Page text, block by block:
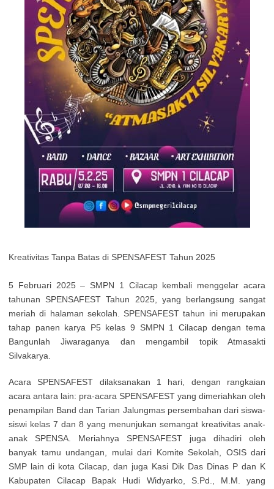
Kreativitas Tanpa Batas di SPENSAFEST Tahun 2025
5 Februari 2025 – SMPN 1 Cilacap kembali menggelar acara
tahunan SPENSAFEST Tahun 2025, yang berlangsung sangat
meriah di halaman sekolah. SPENSAFEST tahun ini merupakan
tahap panen karya P5 kelas 9 SMPN 1 Cilacap dengan tema
Bangunlah Jiwaraganya dan mengambil topik Atmasakti
Silvakarya.
Acara SPENSAFEST dilaksanakan 1 hari, dengan rangkaian
acara antara lain: pra-acara SPENSAFEST yang dimeriahkan oleh
penampilan Band dan Tarian Jalungmas persembahan dari siswa-
siswi kelas 7 dan 8 yang menunjukan semangat kreativitas anak-
anak SPENSA. Meriahnya SPENSAFEST juga dihadiri oleh
banyak tamu undangan, mulai dari Komite Sekolah, OSIS dari
SMP lain di kota Cilacap, dan juga Kasi Dik Das Dinas P dan K
Kabupaten Cilacap Bapak Hudi Widyarko, S.Pd., M.M. yang